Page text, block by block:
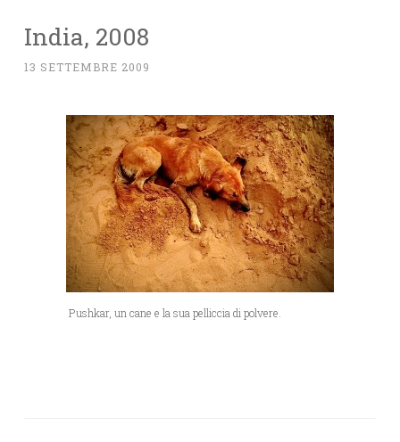
India, 2008
13 SETTEMBRE 2009
Pushkar, un cane e la sua pelliccia di polvere.